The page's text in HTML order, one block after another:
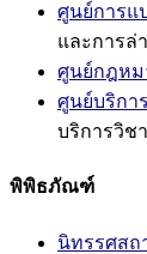
ศูนย์การแ
และการล่
ศูนย์กฎหม
ศูนย์บริกา
บริการวิช
พิพิธภัณฑ์
นิทรรศสถ